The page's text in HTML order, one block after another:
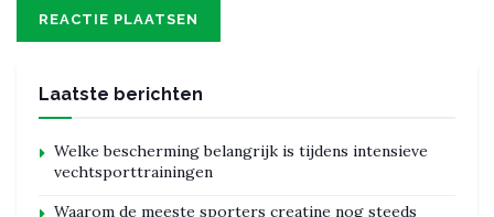
Laatste berichten
Welke bescherming belangrijk is tijdens intensieve
vechtsporttrainingen
Waarom de meeste sporters creatine nog steeds